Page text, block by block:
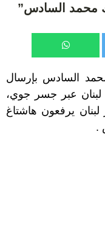
محمد السادس”
السادس بإرسال
لبنان عبر جسر جوي،
يرفعون هاشتاغ
.